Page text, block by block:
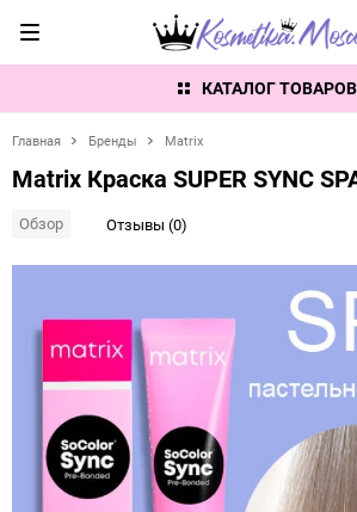
КАТАЛОГ ТОВАРОВ
Главная Бренды Matrix
Matrix Краска SUPER SYNC
Обзор Отзывы (0)